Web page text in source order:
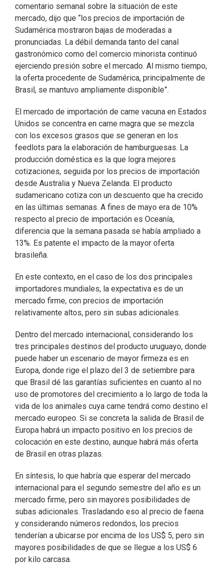
comentario semanal sobre la situación de este
mercado, dijo que “los precios de importación de
Sudamérica mostraron bajas de moderadas a
pronunciadas. La débil demanda tanto del canal
gastronómico como del comercio minorista continuó
ejerciendo presión sobre el mercado. Al mismo tiempo,
la oferta procedente de Sudamérica, principalmente de
Brasil, se mantuvo ampliamente disponible”.
El mercado de importación de carne vacuna en Estados
Unidos se concentra en carne magra que se mezcla
con los excesos grasos que se generan en los
feedlots para la elaboración de hamburguesas. La
producción doméstica es la que logra mejores
cotizaciones, seguida por los precios de importación
desde Australia y Nueva Zelanda. El producto
sudamericano cotiza con un descuento que ha crecido
en las últimas semanas. A fines de mayo era de 10%
respecto al precio de importación es Oceanía,
diferencia que la semana pasada se había ampliado a
13%. Es patente el impacto de la mayor oferta
brasileña.
En este contexto, en el caso de los dos principales
importadores mundiales, la expectativa es de un
mercado firme, con precios de importación
relativamente altos, pero sin subas adicionales.
Dentro del mercado internacional, considerando los
tres principales destinos del producto uruguayo, donde
puede haber un escenario de mayor firmeza es en
Europa, donde rige el plazo del 3 de setiembre para
que Brasil dé las garantías suficientes en cuanto al no
uso de promotores del crecimiento a lo largo de toda la
vida de los animales cuya carne tendrá como destino el
mercado europeo. Si se concreta la salida de Brasil de
Europa habrá un impacto positivo en los precios de
colocación en este destino, aunque habrá más oferta
de Brasil en otras plazas.
En síntesis, lo que habría que esperar del mercado
internacional para el segundo semestre del año es un
mercado firme, pero sin mayores posibilidades de
subas adicionales. Trasladando eso al precio de faena
y considerando números redondos, los precios
tenderían a ubicarse por encima de los US$ 5, pero sin
mayores posibilidades de que se llegue a los US$ 6
por kilo carcasa.